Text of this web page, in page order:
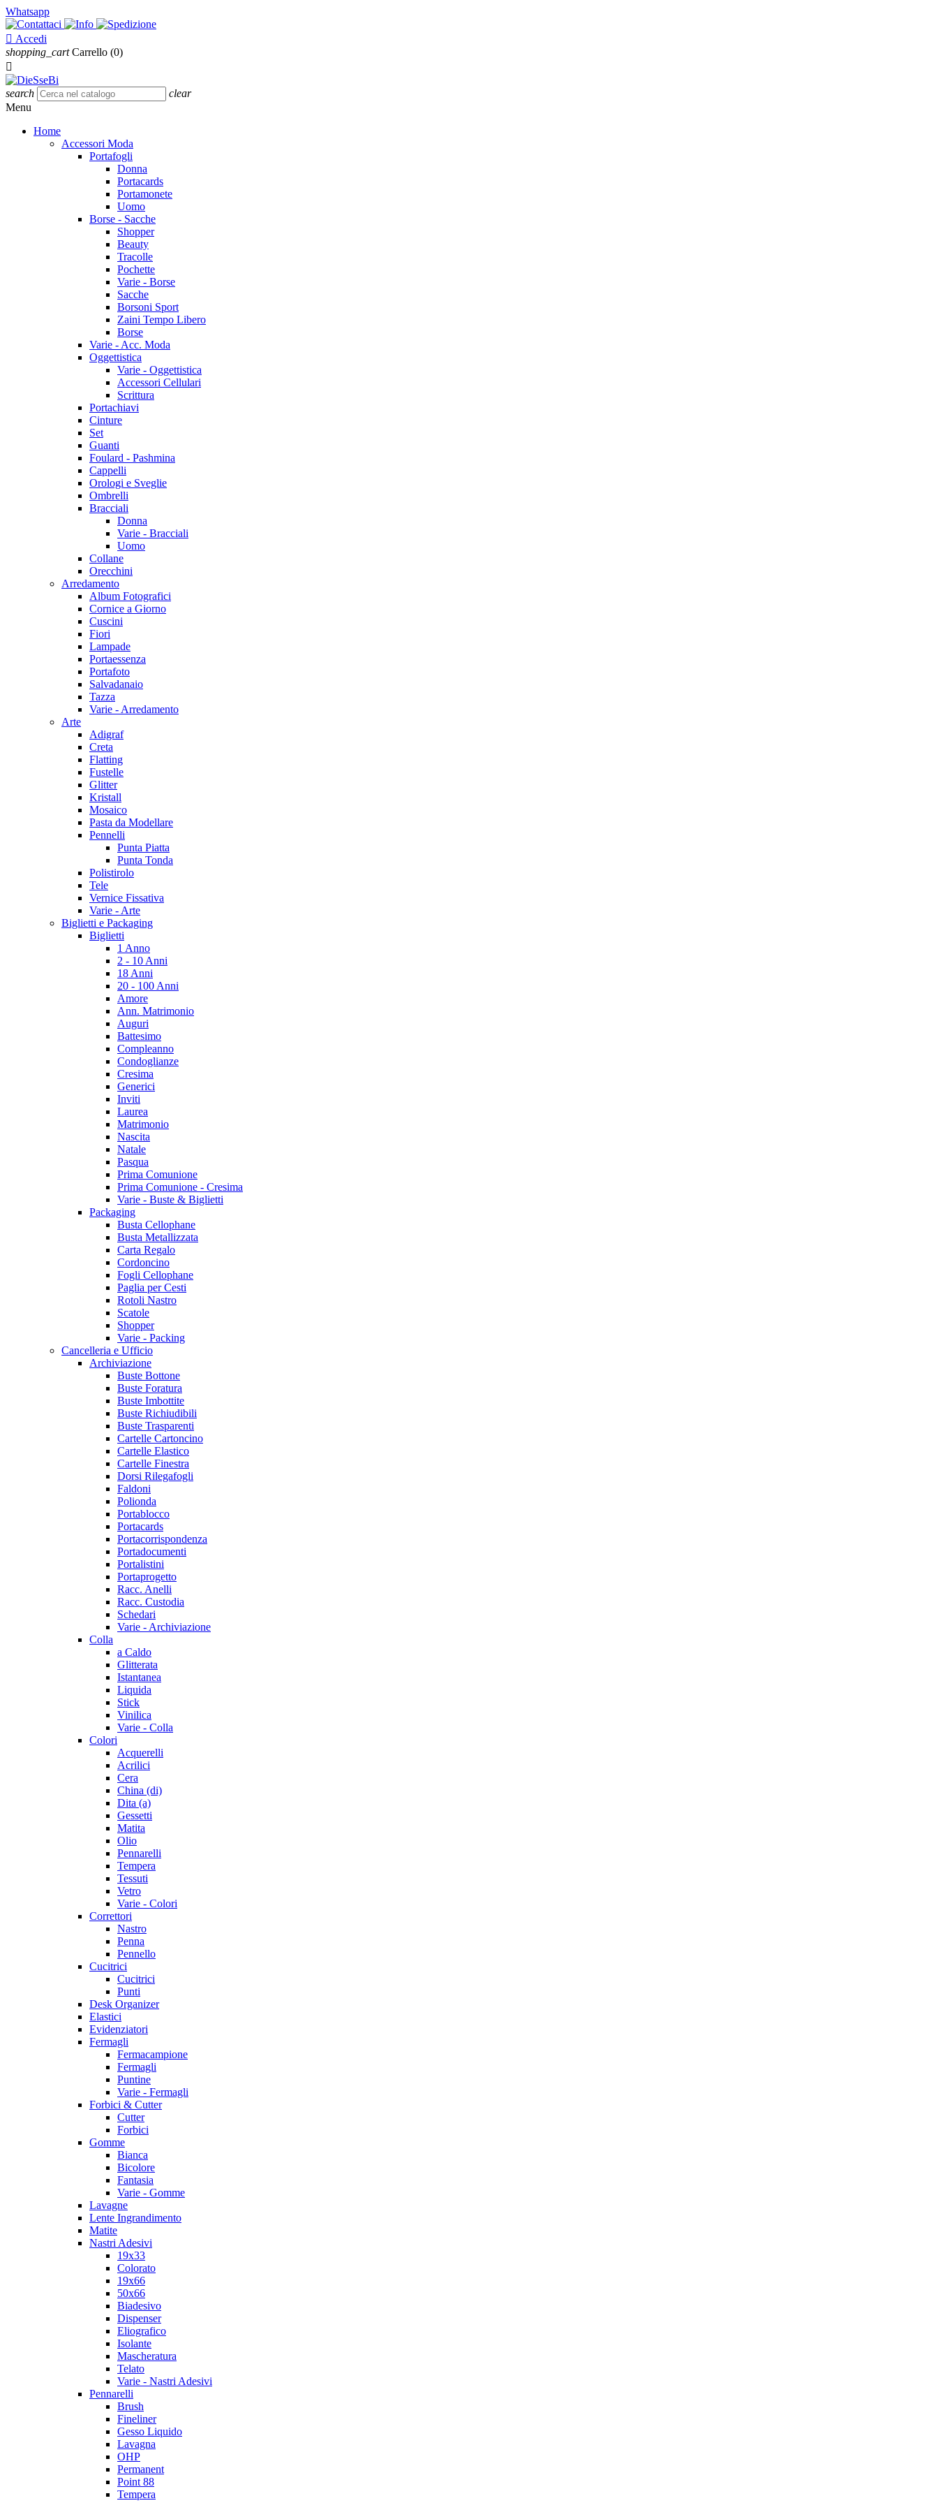
Whatsapp
 Accedi
shopping_cart Carrello (0)

search
clear
Menu
Home
Accessori Moda
Portafogli
Donna
Portacards
Portamonete
Uomo
Borse - Sacche
Shopper
Beauty
Tracolle
Pochette
Varie - Borse
Sacche
Borsoni Sport
Zaini Tempo Libero
Borse
Varie - Acc. Moda
Oggettistica
Varie - Oggettistica
Accessori Cellulari
Scrittura
Portachiavi
Cinture
Set
Guanti
Foulard - Pashmina
Cappelli
Orologi e Sveglie
Ombrelli
Bracciali
Donna
Varie - Bracciali
Uomo
Collane
Orecchini
Arredamento
Album Fotografici
Cornice a Giorno
Cuscini
Fiori
Lampade
Portaessenza
Portafoto
Salvadanaio
Tazza
Varie - Arredamento
Arte
Adigraf
Creta
Flatting
Fustelle
Glitter
Kristall
Mosaico
Pasta da Modellare
Pennelli
Punta Piatta
Punta Tonda
Polistirolo
Tele
Vernice Fissativa
Varie - Arte
Biglietti e Packaging
Biglietti
1 Anno
2 - 10 Anni
18 Anni
20 - 100 Anni
Amore
Ann. Matrimonio
Auguri
Battesimo
Compleanno
Condoglianze
Cresima
Generici
Inviti
Laurea
Matrimonio
Nascita
Natale
Pasqua
Prima Comunione
Prima Comunione - Cresima
Varie - Buste & Biglietti
Packaging
Busta Cellophane
Busta Metallizzata
Carta Regalo
Cordoncino
Fogli Cellophane
Paglia per Cesti
Rotoli Nastro
Scatole
Shopper
Varie - Packing
Cancelleria e Ufficio
Archiviazione
Buste Bottone
Buste Foratura
Buste Imbottite
Buste Richiudibili
Buste Trasparenti
Cartelle Cartoncino
Cartelle Elastico
Cartelle Finestra
Dorsi Rilegafogli
Faldoni
Polionda
Portablocco
Portacards
Portacorrispondenza
Portadocumenti
Portalistini
Portaprogetto
Racc. Anelli
Racc. Custodia
Schedari
Varie - Archiviazione
Colla
a Caldo
Glitterata
Istantanea
Liquida
Stick
Vinilica
Varie - Colla
Colori
Acquerelli
Acrilici
Cera
China (di)
Dita (a)
Gessetti
Matita
Olio
Pennarelli
Tempera
Tessuti
Vetro
Varie - Colori
Correttori
Nastro
Penna
Pennello
Cucitrici
Cucitrici
Punti
Desk Organizer
Elastici
Evidenziatori
Fermagli
Fermacampione
Fermagli
Puntine
Varie - Fermagli
Forbici & Cutter
Cutter
Forbici
Gomme
Bianca
Bicolore
Fantasia
Varie - Gomme
Lavagne
Lente Ingrandimento
Matite
Nastri Adesivi
19x33
Colorato
19x66
50x66
Biadesivo
Dispenser
Eliografico
Isolante
Mascheratura
Telato
Varie - Nastri Adesivi
Pennarelli
Brush
Fineliner
Gesso Liquido
Lavagna
OHP
Permanent
Point 88
Tempera